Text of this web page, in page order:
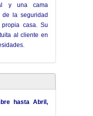
y una cama
de la seguridad
casa. Su
al cliente en
hasta Abril,